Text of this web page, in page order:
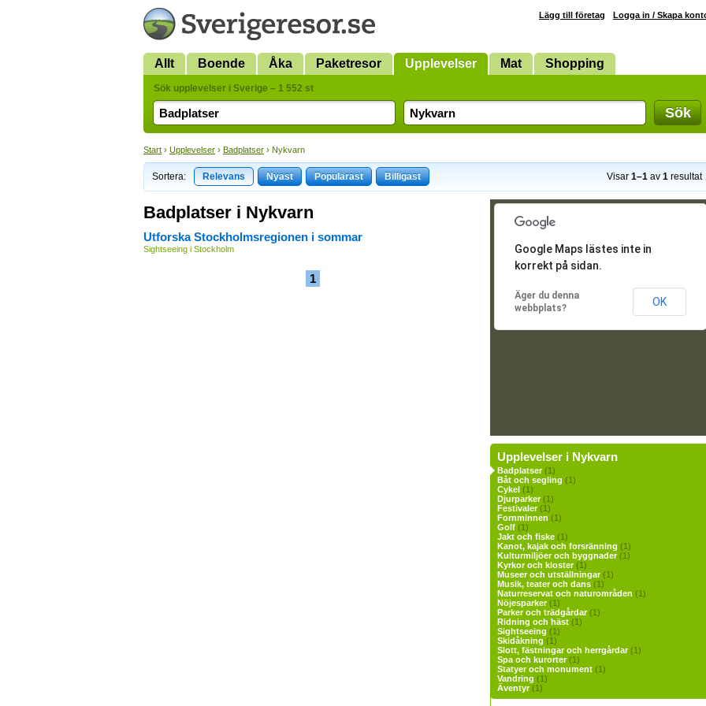
Lägg till företag Logga in / Skapa
Allt Boende Åka Paketresor Upplevelser Mat Shopping
Sök upplevelser i Sverige – 1 552 st
Sök
Start › Upplevelser › Badplatser › Nykvarn
Sortera: Relevans Nyast Populärast Billigast Visar 1–1 av 1 resultat
Badplatser i Nykvarn
Utforska Stockholmsregionen i sommar
Sightseeing i Stockholm
1
Google Maps lästes inte in
korrekt på sidan.
Äger du denna
webbplats?
OK
Upplevelser i Nykvarn
Badplatser(1)
Båt och segling (1)
Cykel (1)
Djurparker(1)
Festivaler(1)
Fornminnen (1)
Golf (1)
Jakt och fiske (1)
Kanot, kajak och forsränning (1)
Kulturmiljöer och byggnader(1)
Kyrkor och kloster(1)
Museer och utställningar(1)
Musik, teater och dans (1)
Naturreservat och naturområden (1)
Nöjesparker(1)
Parker och trädgårdar(1)
Ridning och häst (1)
Sightseeing (1)
Skidåkning (1)
Slott, fästningar och herrgårdar(1)
Spa och kurorter(1)
Statyer och monument (1)
Vandring (1)
Äventyr(1)